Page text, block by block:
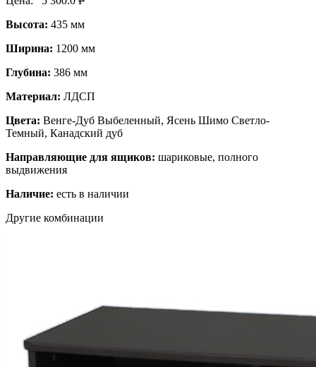
Высота: 435 мм
Ширина: 1200 мм
Глубина: 386 мм
Материал: ЛДСП
Цвета: Венге-Дуб Выбеленный, Ясень Шимо Светло-
Темный, Канадский дуб
Направляющие для ящиков: шариковые, полного
выдвижения
Наличие: есть в наличии
Другие комбинации